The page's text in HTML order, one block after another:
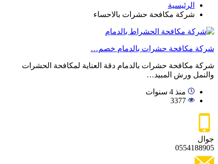
الرئيسية
شركة مكافحة حشرات بالاحساء
شركة مكافحة حشرات بالدمام خصم…
شركة مكافحة حشرات بالدمام دقة العناية لمكافحة الحشرات
والنمل ورش المبيد…
منذ 4 سنوات
3377
جوال
0554188905